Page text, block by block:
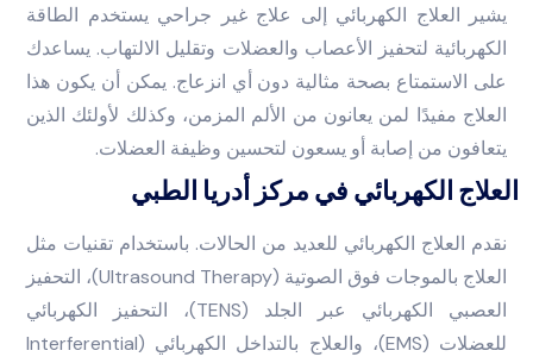
يشير العلاج الكهربائي إلى علاج غير جراحي يستخدم الطاقة
الكهربائية لتحفيز الأعصاب والعضلات وتقليل الالتهاب. يساعدك
على الاستمتاع بصحة مثالية دون أي انزعاج. يمكن أن يكون هذا
العلاج مفيدًا لمن يعانون من الألم المزمن، وكذلك لأولئك الذين
يتعافون من إصابة أو يسعون لتحسين وظيفة العضلات.
العلاج الكهربائي في مركز أدريا الطبي
نقدم العلاج الكهربائي للعديد من الحالات. باستخدام تقنيات مثل
العلاج بالموجات فوق الصوتية (Ultrasound Therapy)، التحفيز
العصبي الكهربائي عبر الجلد (TENS)، التحفيز الكهربائي
للعضلات (EMS)، والعلاج بالتداخل الكهربائي (Interferential